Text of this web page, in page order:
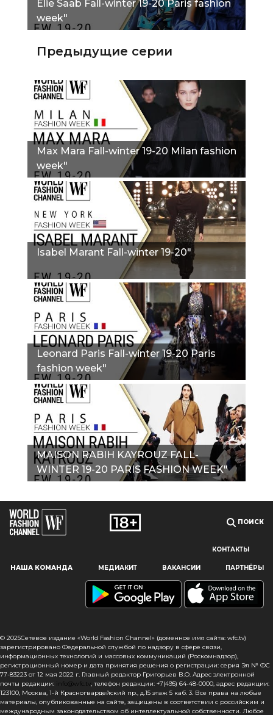
Наш сайт использует файлы cookie и похожие технологии,
пользователям, предоставляя персонализированную
информацию, запоминая предпочтения в области
сайта, вы подтверждаете свое согласие на использование
файлов cookie в соответствии с настоящим уведомлением
в отношении данного типа файлов. Если вы не согласны
с тем, чтобы мы использовали данный тип файлов,
то вы должны соответствующим образом установить
настройки вашего браузера или не использовать сайт wfc.tv
Elie Saab Fall-winter 19-20 Paris fashion
week"
Предыдущие серии
Max Mara Fall-winter 19-20 Milan fashion
week"
Isabel Marant Fall-winter 19-20"
Leonard Paris Fall-winter 19-20 Paris
fashion week"
MAISON RABIH KAYROUZ FALL-
WINTER 19-20 PARIS FASHION WEEK"
ПОИСК
КОНТАКТЫ
НАША КОМАНДА МЕДИАКИТ ВАКАНСИИ ПАРТНЁРЫ
© 2025Сетевое издание «World Fashion Channel» (доменное имя сайта: wfc.tv)
зарегистрировано Федеральной службой по надзору в сфере связи,
информационных технологий и массовых коммуникаций (Роскомнадзор),
регистрационный номер и дата принятия решения о регистрации: серия Эл № ФС
77-83223 от 12 мая 2022 г. Главный редактор Григорьев В.О. Адрес электронной
почты редакции: info@wfc.tv, телефон редакции: +7(495) 64-48-0000, адрес редакции:
123100, Москва, 1-й Красногвардейский пр., д.15 этаж 5 каб. 3. Все права на любые
материалы, опубликованные на сайте, защищены в соответствии с российским и
международным законодательством об интеллектуальной собственности. Любое